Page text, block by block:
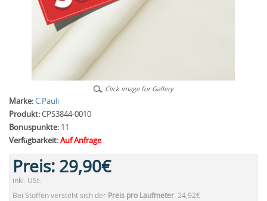
Click image for Gallery
Marke:C.Pauli
Produkt:CPS3844-0010
Bonuspunkte: 11
Verfügbarkeit:Auf Anfrage
Preis: 29,90€
inkl. USt.
Bei Stoffen versteht sich der Preis pro Laufmeter. 24,92€